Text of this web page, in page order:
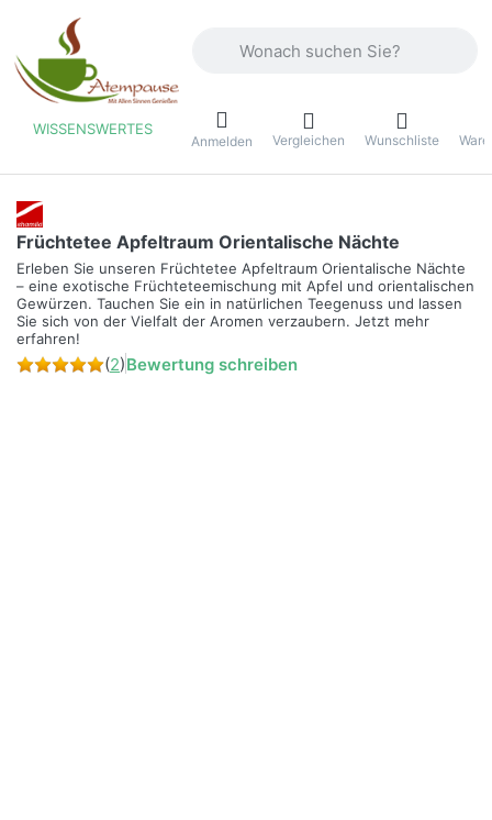
WISSENSWERTES
Anmelden Vergleichen Wunschliste
Früchtetee Apfeltraum Orientalische Nächte
Erleben Sie unseren Früchtetee Apfeltraum Orientalische Nächte
– eine exotische Früchteteemischung mit Apfel und orientalischen
Gewürzen. Tauchen Sie ein in natürlichen Teegenuss und lassen
Sie sich von der Vielfalt der Aromen verzaubern. Jetzt mehr
erfahren!
(2)Bewertung schreiben